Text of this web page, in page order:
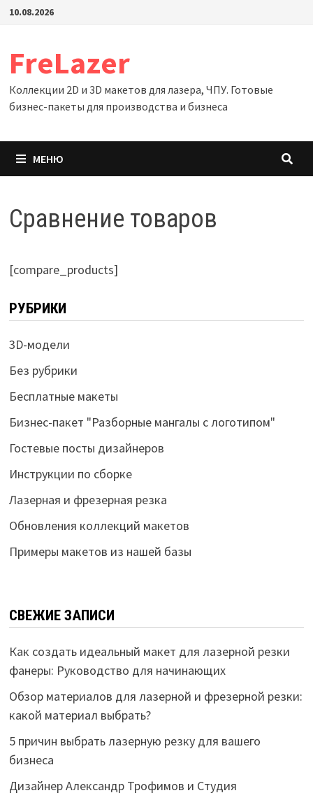
Перейти
10.08.2026
FreLazer
Коллекции 2D и 3D макетов для лазера, ЧПУ. Готовые
бизнес-пакеты для производства и бизнеса
МЕНЮ
Сравнение товаров
[compare_products]
РУБРИКИ
3D-модели
Без рубрики
Бесплатные макеты
Бизнес-пакет "Разборные мангалы с логотипом"
Гостевые посты дизайнеров
Инструкции по сборке
Лазерная и фрезерная резка
Обновления коллекций макетов
Примеры макетов из нашей базы
СВЕЖИЕ ЗАПИСИ
Как создать идеальный макет для лазерной резки
фанеры: Руководство для начинающих
Обзор материалов для лазерной и фрезерной резки:
какой материал выбрать?
5 причин выбрать лазерную резку для вашего
бизнеса
Дизайнер Александр Трофимов и Студия